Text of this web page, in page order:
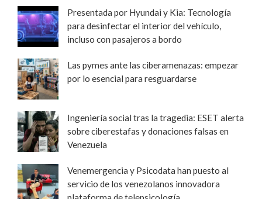
Presentada por Hyundai y Kia: Tecnología
para desinfectar el interior del vehículo,
incluso con pasajeros a bordo
Las pymes ante las ciberamenazas: empezar
por lo esencial para resguardarse
Ingeniería social tras la tragedia: ESET alerta
sobre ciberestafas y donaciones falsas en
Venezuela
Venemergencia y Psicodata han puesto al
servicio de los venezolanos innovadora